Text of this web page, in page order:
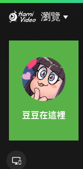
瀏覽